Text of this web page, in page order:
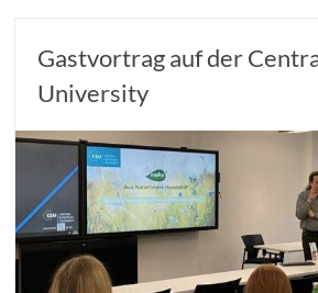
Gastvortrag auf der
University